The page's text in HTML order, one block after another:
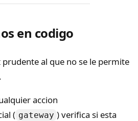
en codigo
al que no se le permite
accion
( gateway ) verifica si esta